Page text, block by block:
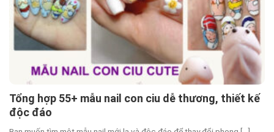
Tổng hợp 55+ mẫu nail con ciu dễ thương, thiết kế
độc đáo